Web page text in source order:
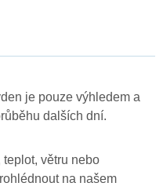
je pouze výhledem a
dalších dní.
větru nebo
na našem